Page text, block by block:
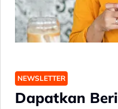
NEWSLETTER
Dapatkan